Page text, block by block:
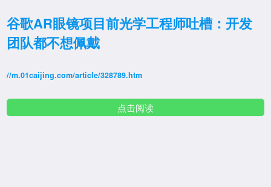
谷歌AR眼镜项目前光学工程师吐槽：开发
团队都不想佩戴
//m.01caijing.com/article/328789.htm
点击阅读